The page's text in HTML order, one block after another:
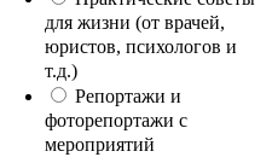
для жизни (от врачей,
юристов, психологов и
т.д.)
Репортажи и
фоторепортажи с
мероприятий